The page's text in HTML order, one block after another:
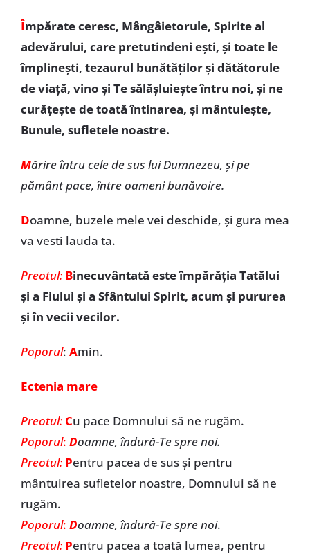
Împărate ceresc, Mângâietorule, Spirite al
adevărului, care pretutindeni eşti, şi toate le
împlineşti, tezaurul bunătăţilor şi dătătorule
de viaţă, vino şi Te sălășluiește întru noi, și ne
curăţeşte de toată întinarea, şi mântuieşte,
Bunule, sufletele noastre.
Mărire întru cele de sus lui Dumnezeu, şi pe
pământ pace, între oameni bunăvoire.
Doamne, buzele mele vei deschide, şi gura mea
va vesti lauda ta.
Preotul: Binecuvântată este împărăția Tatălui
și a Fiului și a Sfântului Spirit, acum și pururea
și în vecii vecilor.
Poporul: Amin.
Ectenia mare
Preotul: Cu pace Domnului să ne rugăm.
Poporul: Doamne, îndură-Te spre noi.
Preotul: Pentru pacea de sus și pentru
mântuirea sufletelor noastre, Domnului să ne
rugăm.
Poporul: Doamne, îndură-Te spre noi.
Preotul: Pentru pacea a toată lumea, pentru